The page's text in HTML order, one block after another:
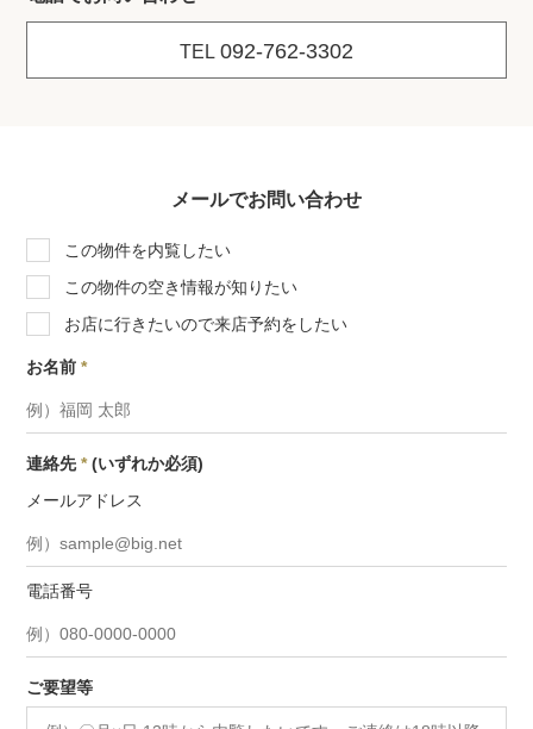
TEL 092-762-3302
メールでお問い合わせ
この物件を内覧したい
この物件の空き情報が知りたい
お店に行きたいので来店予約をしたい
お名前*
連絡先* (いずれか必須)
メールアドレス
電話番号
ご要望等